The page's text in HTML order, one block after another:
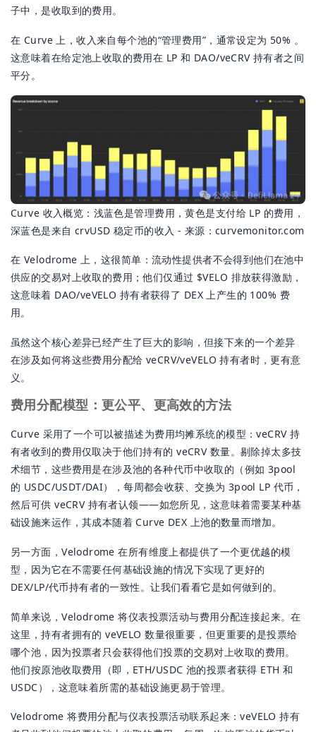
子中，是收取到的费用。
在 Curve 上，收入来自每个池的“管理费用”，通常设定为 50% 。
这意味着在给定池上收取的费用在 LP 和 DAO/veCRV 持有者之间
平分。
Curve 收入概览：浅蓝色是管理费用，黄色是支付给 LP 的费用，
深蓝色是来自 crvUSD 稳定币的收入 - 来源：curvemonitor.com
在 Velodrome 上，这很简单：流动性提供者不会得到他们在池中
供应的交易对上收取的费用；他们仅通过 $VELO 排放获得激励，
这意味着 DAO/veVELO 持有者获得了 DEX 上产生的 100% 费
用。
虽然这个核心差异已经产生了巨大的影响，但接下来的一个差异
在涉及如何将这些费用分配给 veCRV/veVELO 持有者时，更有意
义。
费用分配模型：更公平、更高效的方法
Curve 采用了一个可以被描述为费用均摊系统的模型：veCRV 持
有者收到的费用仅取决于他们持有的 veCRV 数量。剔除掉太多技
术细节，这些费用是在涉及池的各种代币中收取的（例如 3pool
的 USDC/USDT/DAI），每周都会收获、交换为 3pool LP 代币，
然后可供 veCRV 持有者认领——如您所见，这意味着需要某种基
础设施来运作，其成本随着 Curve DEX 上池的数量而增加。
另一方面，Velodrome 在所有维度上都提供了一个更优越的模
型，因为它在不需要任何基础设施的情况下实现了更好的
DEX/LP/代币持有者的一致性。让我们看看它是如何做到的。
简单来说，Velodrome 将仪表投票活动与费用分配连接起来。在
这里，持有者拥有的 veVELO 数量很重要，但更重要的是投票给
哪个池，因为投票者只会获得他们投票的交易对上收取的费用。
他们按原池收取费用（即，ETH/USDC 池的投票者获得 ETH 和
USDC），这意味着所需的基础设施更易于管理。
Velodrome 将费用分配与仪表投票活动联系起来：veVELO 持有